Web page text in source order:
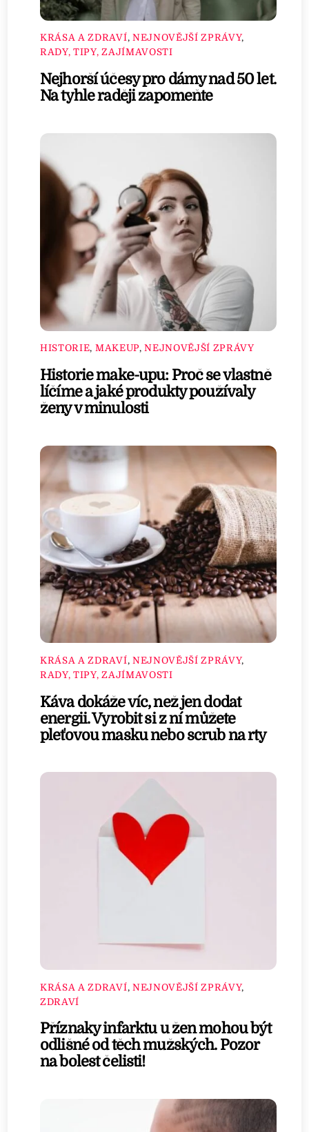
KRÁSA A ZDRAVÍ, NEJNOVĚJŠÍ ZPRÁVY,
RADY, TIPY, ZAJÍMAVOSTI
Nejhorší účesy pro dámy nad 50 let.
Na tyhle raději zapomeňte
HISTORIE, MAKEUP,NEJNOVĚJŠÍ ZPRÁVY
Historie make-upu: Proč se vlastně
líčíme a jaké produkty používaly
ženy v minulosti
KRÁSA A ZDRAVÍ, NEJNOVĚJŠÍ ZPRÁVY,
RADY, TIPY, ZAJÍMAVOSTI
Káva dokáže víc, než jen dodat
energii. Vyrobit si z ní můžete
pleťovou masku nebo scrub na rty
KRÁSA A ZDRAVÍ, NEJNOVĚJŠÍ ZPRÁVY,
ZDRAVÍ
Příznaky infarktu u žen mohou být
odlišné od těch mužských. Pozor
na bolest čelisti!